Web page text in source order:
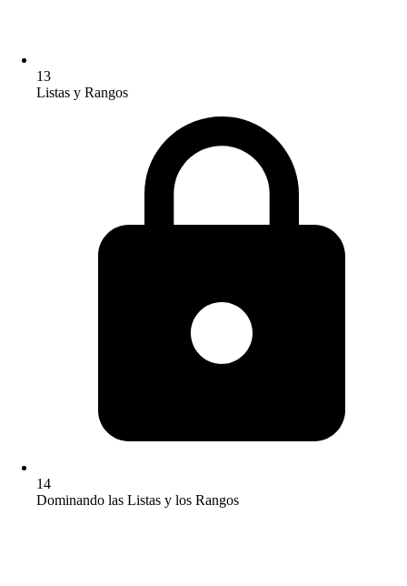
13
Listas y Rangos
14
Dominando las Listas y los Rangos